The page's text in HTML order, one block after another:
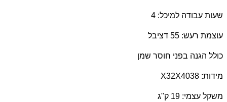
שעות עבודה למיכל: 4
עוצמת רעש: 55 דציבל
כולל הגנה בפני חוסר שמן
מידות: 38 X32X40
משקל עצמי: 19 ק"ג